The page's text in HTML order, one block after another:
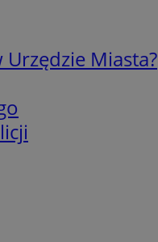
Urzędzie Miasta?